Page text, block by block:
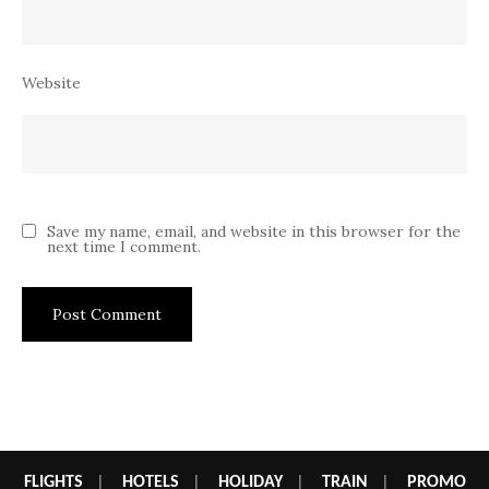
Website
Save my name, email, and website in this browser for the
next time I comment.
FLIGHTS HOTELS HOLIDAY| TRAIN PROMO